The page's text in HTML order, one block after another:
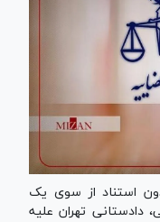
استناد از سوی یک
دادستانی تهران علیه